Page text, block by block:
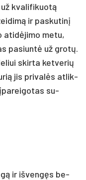
kva­li­fi­kuotą
ir pa­sku­tinį
ati­dėji­mo me­tu,
pa­siuntė už grotų.
skir­ta ket­ve­rių
jis pri­valės at­lik­
su­
ir iš­vengęs be­